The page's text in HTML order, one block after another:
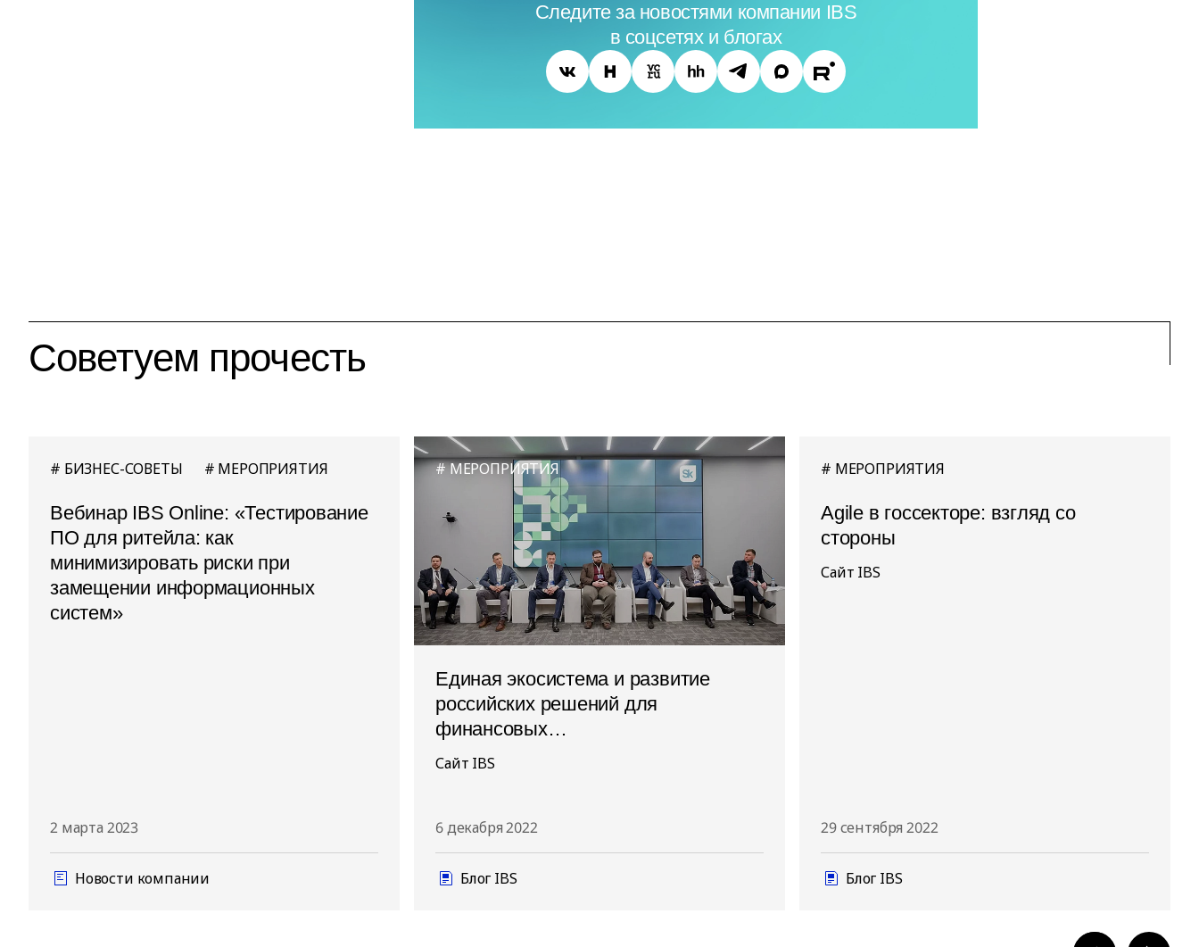
Следите за новостями компании IBS
в соцсетях и блогах
Советуем прочесть
БИЗНЕС-СОВЕТЫ МЕРОПРИЯТИЯ
Вебинар IBS Online: «Тестирование
ПО для ритейла: как
минимизировать риски при
замещении информационных
систем»
2 марта 2023
Новости компании
МЕРОПРИЯТИЯ
Единая экосистема и развитие
российских решений для
финансовых
и телекоммуникационных компаний:
Сайт IBS
6 декабря 2022
Блог IBS
МЕРОПРИЯТИЯ
Agile в госсекторе: взгляд со
стороны
Сайт IBS
29 сентября 2022
Блог IBS